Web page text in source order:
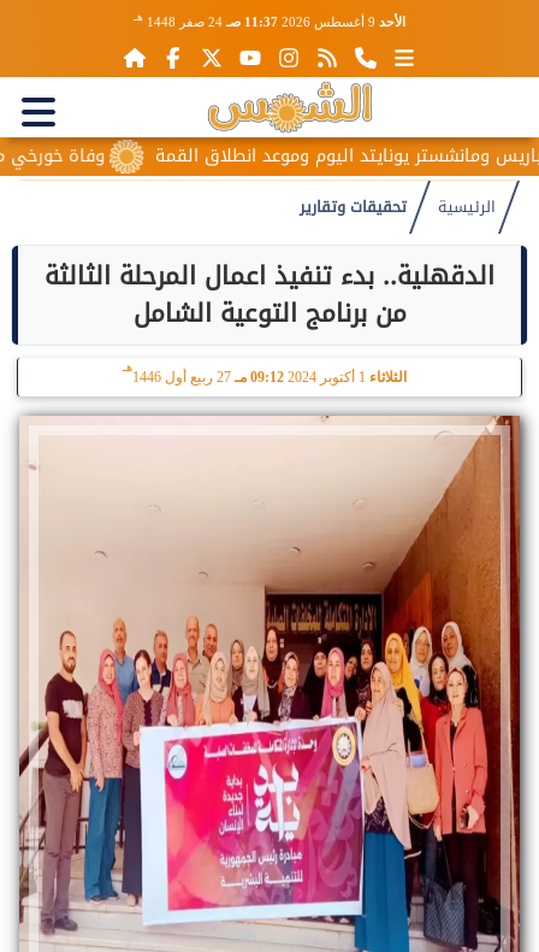
الأحد 11:37 صـ 24 صفر 1448 هـ
وفاة خورخي ميسي والد يونايتد اليوم وموعد انطلاق القمة
الرئيسية تحقيقات وتقارير
الدقهلية.. بدء تنفيذ اعمال المرحلة الثالثة
من برنامج التوعية الشامل
الثلاثاء 09:12 مـ 27 ربيع أول 1446
هـ